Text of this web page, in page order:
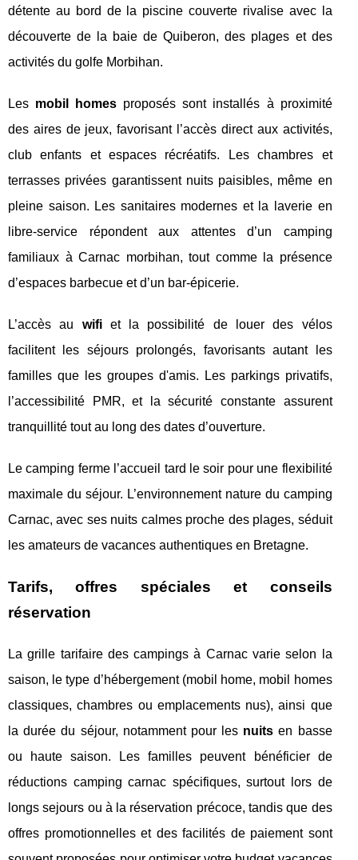
détente au bord de la piscine couverte rivalise avec la
découverte de la baie de Quiberon, des plages et des
activités du golfe Morbihan.
Les mobil homes proposés sont installés à proximité
des aires de jeux, favorisant l’accès direct aux activités,
club enfants et espaces récréatifs. Les chambres et
terrasses privées garantissent nuits paisibles, même en
pleine saison. Les sanitaires modernes et la laverie en
libre-service répondent aux attentes d’un camping
familiaux à Carnac morbihan, tout comme la présence
d’espaces barbecue et d’un bar-épicerie.
L’accès au wifiet la possibilité de louer des vélos
facilitent les séjours prolongés, favorisants autant les
familles que les groupes d'amis. Les parkings privatifs,
l’accessibilité PMR, et la sécurité constante assurent
tranquillité tout au long des dates d’ouverture.
Le camping ferme l’accueil tard le soir pour une flexibilité
maximale du séjour. L’environnement nature du camping
Carnac, avec ses nuits calmes proche des plages, séduit
les amateurs de vacances authentiques en Bretagne.
Tarifs, offres spéciales et conseils
réservation
La grille tarifaire des campings à Carnac varie selon la
saison, le type d’hébergement (mobil home, mobil homes
classiques, chambres ou emplacements nus), ainsi que
la durée du séjour, notamment pour les nuits en basse
ou haute saison. Les familles peuvent bénéficier de
réductions camping carnac spécifiques, surtout lors de
longs sejours ou à la réservation précoce, tandis que des
offres promotionnelles et des facilités de paiement sont